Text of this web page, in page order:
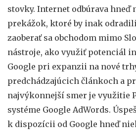
stovky. Internet odbúrava hneď
prekážok, ktoré by inak
zaoberať sa obchodom mimo
nástroje, ako využiť potenciál
Google pri expanzii na nové
predchádzajúcich článkoch a
najvýkonnejší smer je využitie
systéme Google AdWords.
k dispozícii od Google hneď